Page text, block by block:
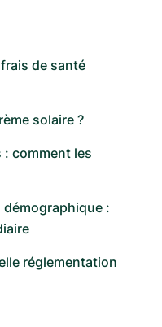
de santé
solaire ?
comment les
:
réglementation